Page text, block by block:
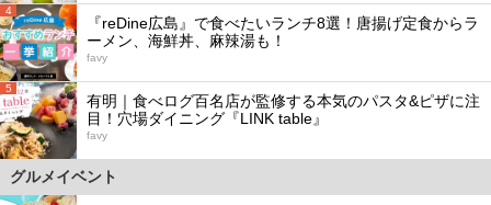
4
『reDine広島』で食べたいランチ8選！唐揚げ定食からラ
ーメン、海鮮丼、麻辣湯も！
favy
5
有明｜食べログ百名店が監修する本気のパスタ&ピザに注
目！穴場ダイニング『LINK table』
favy
グルメイベント